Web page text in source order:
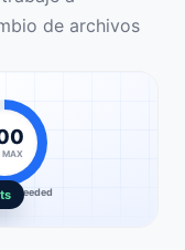
de archivos
MAX
needed